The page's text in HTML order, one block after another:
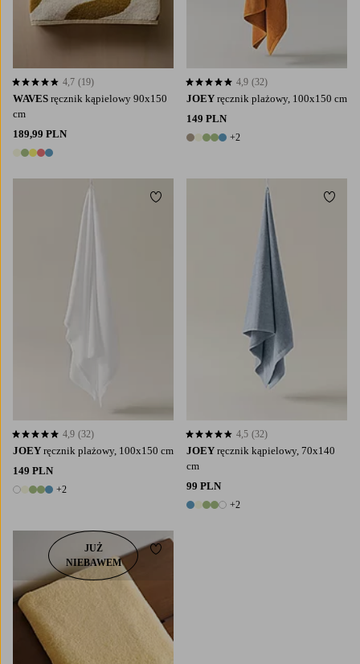
WAVES ręcznik kąpielowy 90x150
cm
189,99 PLN
5 kolory
4,7 opierając się na 19 ocenach
4,7 (19)
JOEY ręcznik plażowy, 100x150 cm
149 PLN
7 kolory
+2
4,9 opierając się na 32 ocenach
4,9 (32)
JOEY ręcznik plażowy, 100x150 cm
149 PLN
7 kolory
+2
4,9 opierając się na 32 ocenach
4,9 (32)
Dodaj do ulubionych
JOEY ręcznik kąpielowy, 70x140
cm
99 PLN
7 kolory
+2
4,5 opierając się na 32 ocenach
4,5 (32)
JUŻ
NIEBAWEM
Dodaj do ulubionych